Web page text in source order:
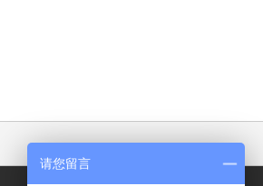
请您留言